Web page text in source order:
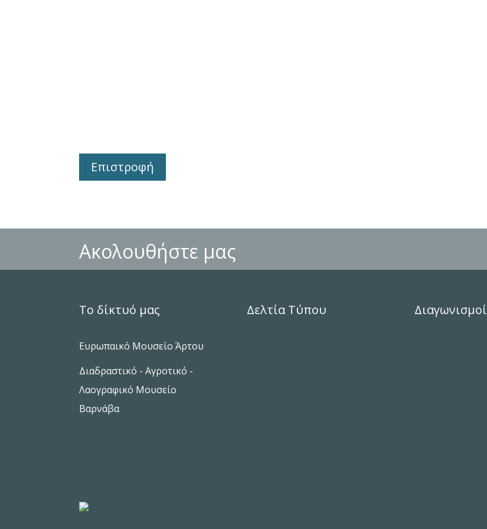
Επιστροφή
Ακολουθήστε μας
Το δίκτυό μας
Ευρωπαικό Μουσείο Άρτου
Διαδραστικό - Αγροτικό -
Λαογραφικό Μουσείο
Βαρνάβα
Δελτία Τύπου Διαγωνισμοί